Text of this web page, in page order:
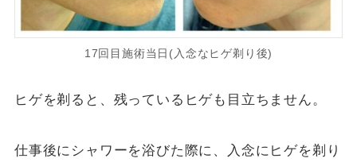
17回目施術当日(入念なヒゲ剃り後)
ヒゲを剃ると、残っているヒゲも目立ちません。
仕事後にシャワーを浴びた際に、入念にヒゲを剃り